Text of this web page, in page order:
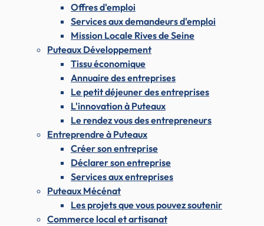
Offres d'emploi
Services aux demandeurs d'emploi
Mission Locale Rives de Seine
Puteaux Développement
Tissu économique
Annuaire des entreprises
Le petit déjeuner des entreprises
L'innovation à Puteaux
Le rendez vous des entrepreneurs
Entreprendre à Puteaux
Créer son entreprise
Déclarer son entreprise
Services aux entreprises
Puteaux Mécénat
Les projets que vous pouvez soutenir
Commerce local et artisanat